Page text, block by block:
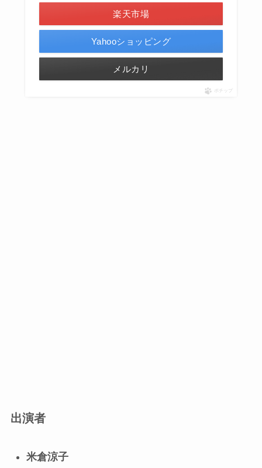
楽天市場
Yahooショッピング
メルカリ
ポチップ
出演者
米倉涼子